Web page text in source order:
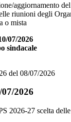
aggiornamento
riunioni degli
o mista
07/2026
sindacale
del 08/07/2026
2026
2026-27 scelta